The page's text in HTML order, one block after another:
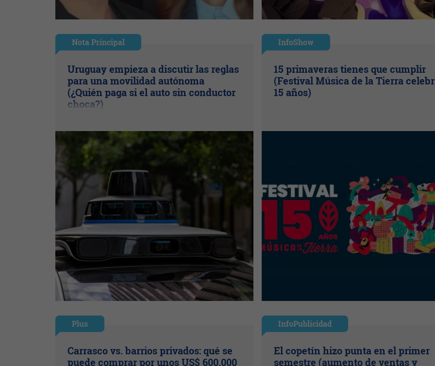
Nota Principal
Uruguay empieza a discutir las reglas
para una movilidad autónoma
(¿Quién paga si el auto sin conductor
choca?)
InfoShow
15 primaveras tienes que cumplir
(Festival Música de la Tierra
15 años)
Plus
Carrasco vs. barrios privados: qué se
puede comprar por unos US$ 600.000
InfoPublicidad
El copetín hizo punta en el primer
semestre (aumento de ventas y